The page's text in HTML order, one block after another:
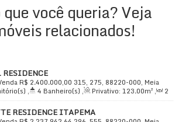
no condomínio;
para monitoramento.
fácil acesso aos principais pontos da
açougues, escolas de 1º e 2º
que você queria? Veja
relacionados!
RESIDENCE
R$ 2.400.000,00 315, 275, 88220-000, Meia
Santa Catarina, Brasil
, 4 Banheiro(s) , Privativo: 123.00m² ,
2
3Suíte(s) , Total:270.00m² , 2Vaga(s) ,
Útil:
RESIDENCE ITAPEMA